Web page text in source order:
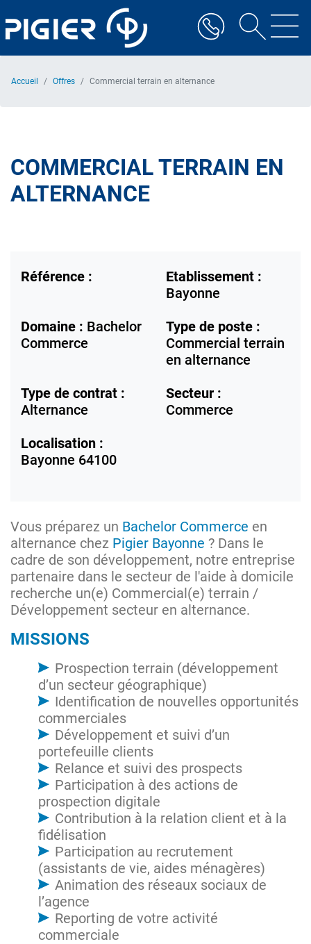
au
contenu
Accueil Offres Commercial terrain en alternance
COMMERCIAL TERRAIN EN
ALTERNANCE
Référence :
Etablissement :
Bayonne
Domaine : Bachelor
Commerce
Type de poste :
Commercial terrain
en alternance
Type de contrat :
Alternance
Secteur :
Commerce
Localisation :
Bayonne 64100
Vous préparez un Bachelor Commerce en
alternance chez Pigier Bayonne ? Dans le
cadre de son développement, notre entreprise
partenaire dans le secteur de l'aide à domicile
recherche un(e) Commercial(e) terrain /
Développement secteur en alternance.
MISSIONS
Prospection terrain (développement
d’un secteur géographique)
Identification de nouvelles opportunités
commerciales
Développement et suivi d’un
portefeuille clients
Relance et suivi des prospects
Participation à des actions de
prospection digitale
Contribution à la relation client et à la
fidélisation
Participation au recrutement
(assistants de vie, aides ménagères)
Animation des réseaux sociaux de
l’agence
Reporting de votre activité
commerciale